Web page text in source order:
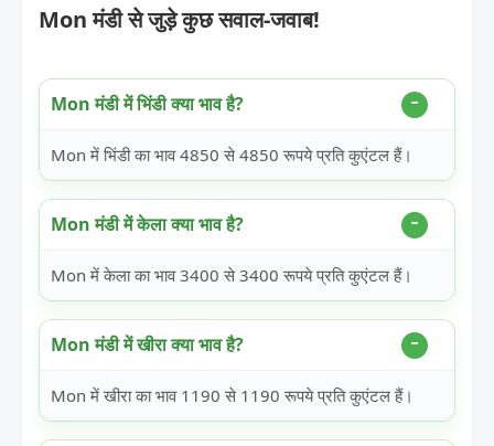
Mon मंडी से जुड़े कुछ सवाल-जवाब!
Mon मंडी में भिंडी क्या भाव है?
Mon में भिंडी का भाव 4850 से 4850 रूपये प्रति कुएंटल हैं।
Mon मंडी में केला क्या भाव है?
Mon में केला का भाव 3400 से 3400 रूपये प्रति कुएंटल हैं।
Mon मंडी में खीरा क्या भाव है?
Mon में खीरा का भाव 1190 से 1190 रूपये प्रति कुएंटल हैं।